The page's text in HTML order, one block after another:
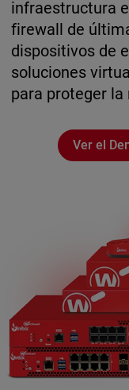
infraestructura
firewall de
dispositivos de
soluciones
para proteger
Ver el